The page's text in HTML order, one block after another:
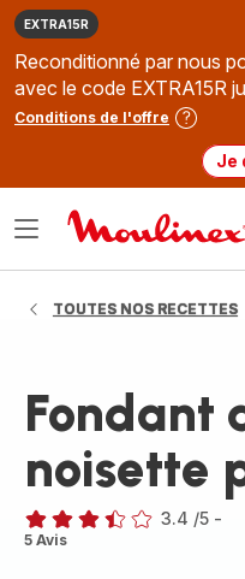
EXTRA15R
Reconditionné par nous
avec le code EXTRA15R
Conditions de l'offre
Je
Ouvrir
TOUTES NOS RECETTES
Fondant
noisette
ratings.3.4
3.4 /5 -
5 Avis